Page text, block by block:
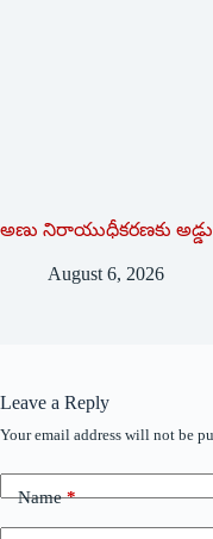
అణు నిరాయుధీకరణకు
August 6, 2026
Leave a Reply
Your email address will not be
Name*